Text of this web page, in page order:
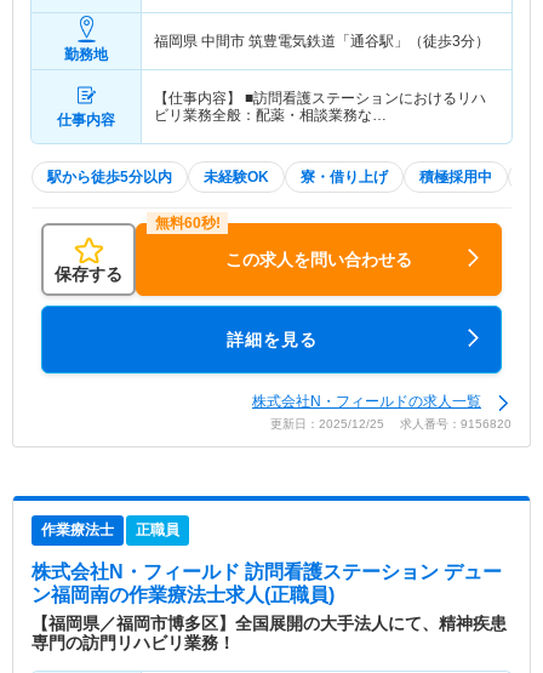
勤務地
福岡県 中間市 筑豊電気鉄道「通谷駅」（徒歩3分）
仕事内容
【仕事内容】 ■訪問看護ステーションにおけるリハ
ビリ業務全般：配薬・相談業務な…
駅から徒歩5分以内 未経験OK 寮・借り上げ 積極採用中
保存する
この求人を問い合わせる
詳細を見る
株式会社N・フィールドの求人一覧
更新日：2025/12/25 求人番号：9156820
作業療法士 正職員
株式会社N・フィールド 訪問看護ステーション デュー
ン福岡南の作業療法士求人(正職員)
【福岡県／福岡市博多区】全国展開の大手法人にて、精神疾患
専門の訪門リハビリ業務！